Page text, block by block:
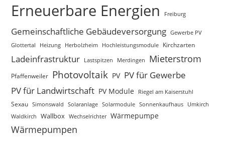
Erneuerbare Energien Freiburg
Gemeinschaftliche Gebäudeversorgung Gewerbe PV
Glottertal
Heizung Herbolzheim Hochleistungsmodule Kirchzarten
Ladeinfrastruktur Lastspitzen Merdingen Mieterstrom
Pfaffenweiler Photovoltaik PV PV für Gewerbe
PV für Landwirtschaft PV Module Riegel am Kaiserstuhl
Sexau Simonswald Solaranlage Solarmodule Sonnenkaufhaus Umkirch
Waldkirch Wallbox Wechselrichter Wärmepumpe
Wärmepumpen